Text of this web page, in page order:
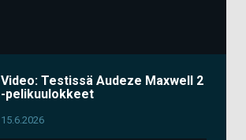
Video: Testissä Audeze Maxwell 2
-pelikuulokkeet
15.6.2026